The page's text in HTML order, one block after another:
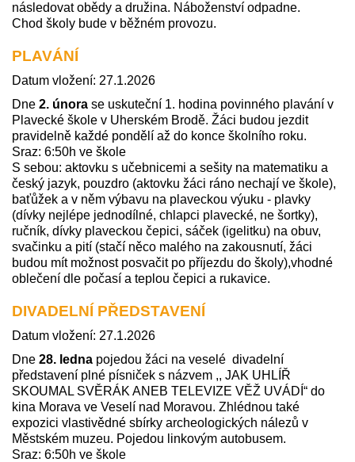
následovat obědy a družina. Náboženství odpadne.
Chod školy bude v běžném provozu.
PLAVÁNÍ
Datum vložení: 27.1.2026
Dne 2. února se uskuteční 1. hodina povinného plavání v
Plavecké škole v Uherském Brodě. Žáci budou jezdit
pravidelně každé pondělí až do konce školního roku.
Sraz: 6:50h ve škole
S sebou: aktovku s učebnicemi a sešity na matematiku a
český jazyk, pouzdro (aktovku žáci ráno nechají ve škole),
baťůžek a v něm výbavu na plaveckou výuku - plavky
(dívky nejlépe jednodílné, chlapci plavecké, ne šortky),
ručník, dívky plaveckou čepici, sáček (igelitku) na obuv,
svačinku a pití (stačí něco malého na zakousnutí, žáci
budou mít možnost posvačit po příjezdu do školy),vhodné
oblečení dle počasí a teplou čepici a rukavice.
DIVADELNÍ PŘEDSTAVENÍ
Datum vložení: 27.1.2026
Dne 28. ledna pojedou žáci na veselé divadelní
představení plné písniček s názvem ,, JAK UHLÍŘ
SKOUMAL SVĚRÁK ANEB TELEVIZE VĚŽ UVÁDÍ“ do
kina Morava ve Veselí nad Moravou. Zhlédnou také
expozici vlastivědné sbírky archeologických nálezů v
Městském muzeu. Pojedou linkovým autobusem.
Sraz: 6:50h ve škole